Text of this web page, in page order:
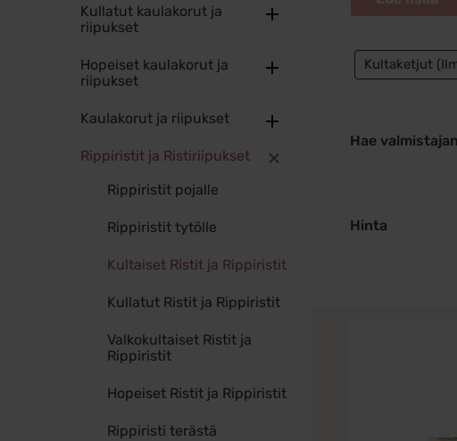
Kullatut kaulakorut ja
riipukset
Hopeiset kaulakorut ja
riipukset
Kaulakorut ja riipukset
Rippiristit ja Ristiriipukset
Rippiristit pojalle
Rippiristit tytölle
Kultaiset Ristit ja Rippiristit
Kullatut Ristit ja Rippiristit
Valkokultaiset Ristit ja
Rippiristit
Hopeiset Ristit ja Rippiristit
Rippiristi terästä
Kultaketjut
Hae
Hinta